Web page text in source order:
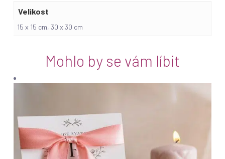
Velikost
15 x 15 cm, 30 x 30 cm
Mohlo by se vám líbit